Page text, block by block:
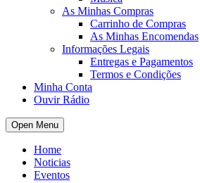
As Minhas Compras
Carrinho de Compras
As Minhas Encomendas
Informações Legais
Entregas e Pagamentos
Termos e Condições
Minha Conta
Ouvir Rádio
Open Menu
Home
Noticias
Eventos